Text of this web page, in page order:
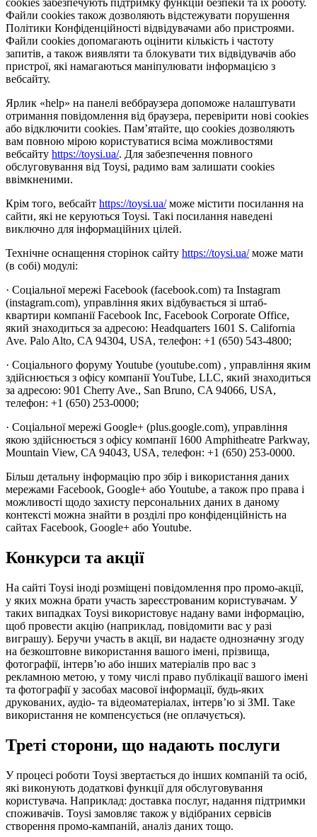
Файли cookies також дозволяють відстежувати порушення
Політики Конфіденційності відвідувачами або пристроями.
Файли cookies допомагають оцінити кількість і частоту
запитів, а також виявляти та блокувати тих відвідувачів або
пристрої, які намагаються маніпулювати інформацією з
вебсайту.
Ярлик «help» на панелі веббраузера допоможе налаштувати
отримання повідомлення від браузера, перевірити нові cookies
або відключити cookies. Пам’ятайте, що cookies дозволяють
вам повною мірою користуватися всіма можливостями
вебсайту https://toysi.ua/. Для забезпечення повного
обслуговування від Toysi, радимо вам залишати cookies
ввімкненими.
Крім того, вебсайт https://toysi.ua/може містити посилання на
сайти, які не керуються Toysi. Такі посилання наведені
виключно для інформаційних цілей.
Технічне оснащення сторінок сайту https://toysi.ua/може мати
(в собі) модулі:
· Соціальної мережі Facebook (facebook.com) та Instagram
(instagram.com), управління яких відбувається зі штаб-
квартири компанії Facebook Inc, Facebook Corporate Office,
який знаходиться за адресою: Headquarters 1601 S. California
Ave. Palo Alto, CA 94304, USA, телефон: +1 (650) 543-4800;
· Соціального форуму Youtube (youtube.com) , управління яким
здійснюється з офісу компанії YouTube, LLC, який знаходиться
за адресою: 901 Cherry Ave., San Bruno, CA 94066, USA,
телефон: +1 (650) 253-0000;
· Соціальної мережі Google+ (plus.google.com), управління
якою здійснюється з офісу компанії 1600 Amphitheatre Parkway,
Mountain View, CA 94043, USA, телефон: +1 (650) 253-0000.
Більш детальну інформацію про збір і використання даних
мережами Facebook, Google+ або Youtube, а також про права і
можливості щодо захисту персональних даних в даному
контексті можна знайти в розділі про конфіденційність на
сайтах Facebook, Google+ або Youtube.
Конкурси та акції
На сайті Toysi іноді розміщені повідомлення про промо-акції,
у яких можна брати участь зареєстрованим користувачам. У
таких випадках Toysi використовує надану вами інформацію,
щоб провести акцію (наприклад, повідомити вас у разі
виграшу). Беручи участь в акції, ви надаєте однозначну згоду
на безкоштовне використання вашого імені, прізвища,
фотографії, інтерв’ю або інших матеріалів про вас з
рекламною метою, у тому числі право публікації вашого імені
та фотографії у засобах масової інформації, будь-яких
друкованих, аудіо- та відеоматеріалах, інтерв’ю зі ЗМІ. Таке
використання не компенсується (не оплачується).
Треті сторони, що надають послуги
У процесі роботи Toysi звертається до інших компаній та осіб,
які виконують додаткові функції для обслуговування
користувача. Наприклад: доставка послуг, надання підтримки
споживачів. Toysi замовляє також у відібраних сервісів
створення промо-кампаній, аналіз даних тощо.